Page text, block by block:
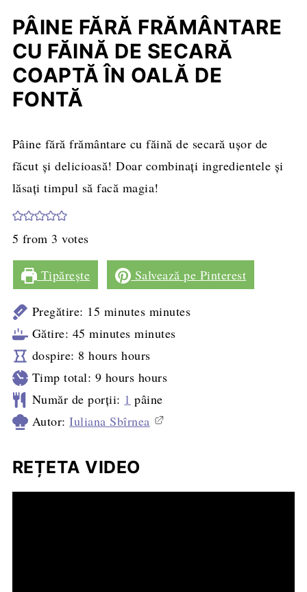
PÂINE FĂRĂ FRĂMÂNTARE
CU FĂINĂ DE SECARĂ
COAPTĂ ÎN OALĂ DE
FONTĂ
Pâine fără frământare cu făină de secară ușor de
făcut și delicioasă! Doar combinați ingredientele și
lăsați timpul să facă magia!
5 from 3 votes
Tipărește Salvează pe Pinterest
Pregătire: 15 minutes minutes
Gătire: 45 minutes minutes
dospire: 8 hours hours
Timp total: 9 hours hours
Număr de porții: 1 pâine
Autor:Iuliana Sbîrnea
REȚETA VIDEO